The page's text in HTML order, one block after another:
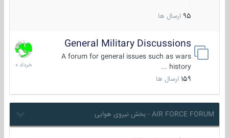
95 ارسال ها
General Military Discussions
A forum for general issues such as wars
history ...
159 ارسال ها
10
خرداد
1400
AIR FORCE FORUM - بخش نیروی هوایی